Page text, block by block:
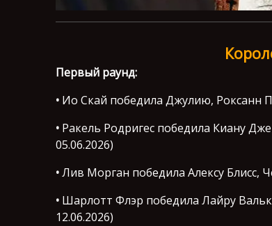
Первый раунд:
• Ио Скай победила Джулию, Роксанн
• Ракель Родригес победила Киану
05.06.2026)
•Лив Морган победила Алексу Блисс,
• Шарлотт Флэр победила Лайру
12.06.2026)